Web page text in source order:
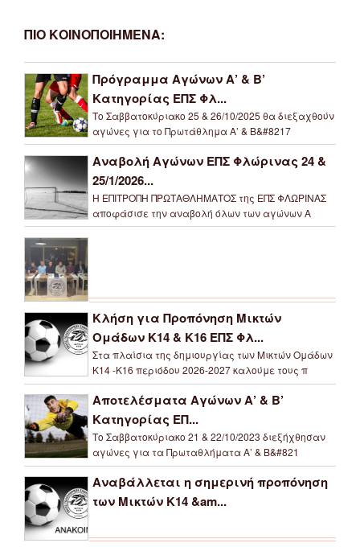
ΠΙΟ ΚΟΙΝΟΠΟΙΗΜΕΝΑ:
Πρόγραμμα Αγώνων Α’ & Β’
Κατηγορίας ΕΠΣ Φλ...
Το Σαββατοκύριακο 25 & 26/10/2025 θα διεξαχθούν
αγώνες για το Πρωτάθλημα Α’ & Β&#8217
Αναβολή Αγώνων ΕΠΣ Φλώρινας 24 &
25/1/2026...
Η ΕΠΙΤΡΟΠΗ ΠΡΩΤΑΘΛΗΜΑΤΟΣ της ΕΠΣ ΦΛΩΡΙΝΑΣ
αποφάσισε την αναβολή όλων των αγώνων Α
Κλήση για Προπόνηση Μικτών
Ομάδων Κ14 & Κ16 ΕΠΣ Φλ...
Στα πλαίσια της δημιουργίας των Μικτών Ομάδων
Κ14 -Κ16 περιόδου 2026-2027 καλούμε τους π
Αποτελέσματα Αγώνων Α’ & Β’
Κατηγορίας ΕΠ...
Το Σαββατοκύριακο 21 & 22/10/2023 διεξήχθησαν
αγώνες για τα Πρωταθλήματα Α’ & Β&#821
Αναβάλλεται η σημερινή προπόνηση
των Μικτών Κ14 &am...